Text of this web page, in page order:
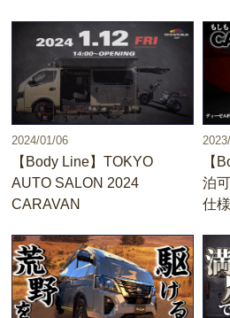
2024/01/06
【Body Line】TOKYO
AUTO SALON 2024
CARAVAN
【
泊
仕